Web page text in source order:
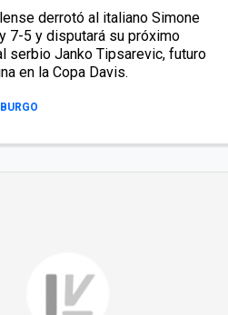
derrotó al italiano Simone
7-5 y disputará su próximo
serbio Janko Tipsarevic, futuro
en la Copa Davis.